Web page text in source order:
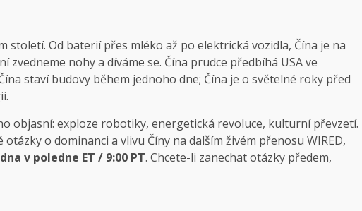
století. Od baterií přes mléko až po elektrická vozidla, Čína je na
nohy a díváme se. Čína prudce předbíhá USA ve
staví budovy během jednoho dne; Čína je o světelné roky před
objasní: exploze robotiky, energetická revoluce, kulturní převzetí.
o dominanci a vlivu Číny na dalším živém přenosu WIRED,
v poledne ET / 9:00 PT. Chcete-li zanechat otázky předem,